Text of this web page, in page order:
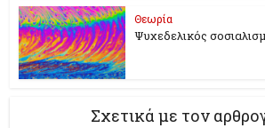
Θεωρία
Ψυχεδελικός
Σχετικά με τον